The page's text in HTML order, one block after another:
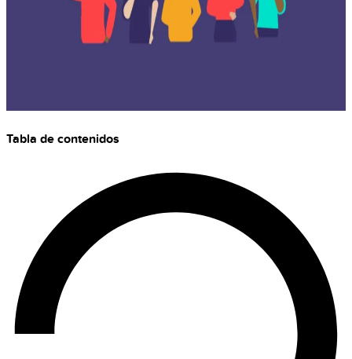
Tabla de contenidos